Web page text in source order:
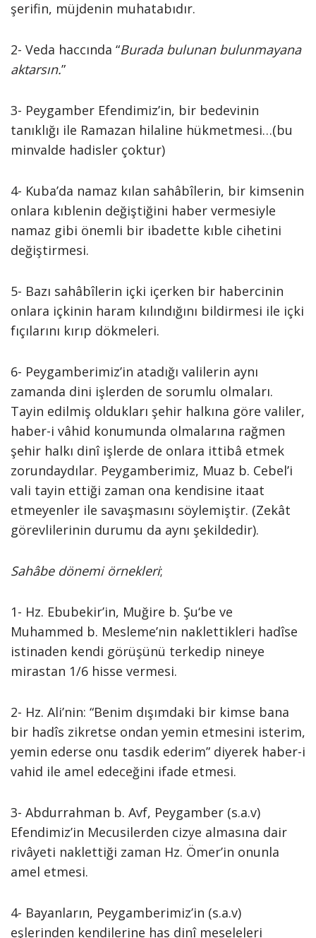
şerifin, müjdenin muhatabıdır.
2- Veda haccında “Burada bulunan bulunmayana
aktarsın.”
3- Peygamber Efendimiz’in, bir bedevinin
tanıklığı ile Ramazan hilaline hükmetmesi…(bu
minvalde hadisler çoktur)
4- Kuba’da namaz kılan sahâbîlerin, bir kimsenin
onlara kıblenin değiştiğini haber vermesiyle
namaz gibi önemli bir ibadette kıble cihetini
değiştirmesi.
5- Bazı sahâbîlerin içki içerken bir habercinin
onlara içkinin haram kılındığını bildirmesi ile içki
fıçılarını kırıp dökmeleri.
6- Peygamberimiz’in atadığı valilerin aynı
zamanda dini işlerden de sorumlu olmaları.
Tayin edilmiş oldukları şehir halkına göre valiler,
haber-i vâhid konumunda olmalarına rağmen
şehir halkı dinî işlerde de onlara ittibâ etmek
zorundaydılar. Peygamberimiz, Muaz b. Cebel’i
vali tayin ettiği zaman ona kendisine itaat
etmeyenler ile savaşmasını söylemiştir. (Zekât
görevlilerinin durumu da aynı şekildedir).
Sahâbe dönemi örnekleri;
1- Hz. Ebubekir’in, Muğire b. Şu‘be ve
Muhammed b. Mesleme’nin naklettikleri hadîse
istinaden kendi görüşünü terkedip nineye
mirastan 1/6 hisse vermesi.
2- Hz. Ali’nin: “Benim dışımdaki bir kimse bana
bir hadîs zikretse ondan yemin etmesini isterim,
yemin ederse onu tasdik ederim” diyerek haber-i
vahid ile amel edeceğini ifade etmesi.
3- Abdurrahman b. Avf, Peygamber (s.a.v)
Efendimiz’in Mecusilerden cizye almasına dair
rivâyeti naklettiği zaman Hz. Ömer’in onunla
amel etmesi.
4- Bayanların, Peygamberimiz’in (s.a.v)
eşlerinden kendilerine has dinî meseleleri